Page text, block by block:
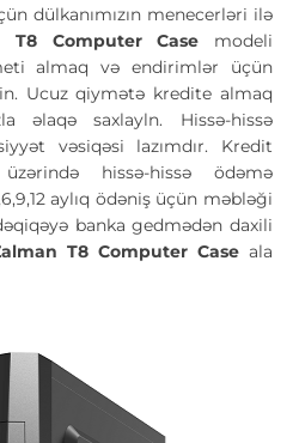
dülkanımızın menecerləri ilə
T8 Computer Case modeli
almaq və endirimlər üçün
Ucuz qiymətə kredite almaq
əlaqə saxlayln. Hissə-hissə
vəsiqəsi lazımdır. Kredit
hissə-hissə ödəmə
aylıq ödəniş üçün məbləği
banka gedmədən daxili
T8 Computer Caseala